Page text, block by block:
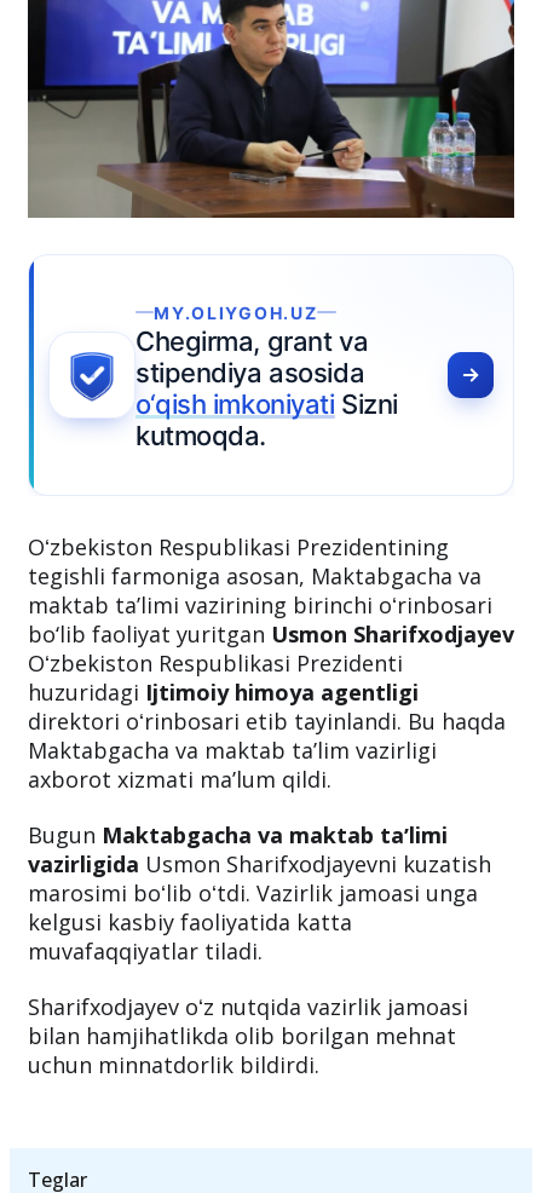
MY.OLIYGOH.UZ
Chegirma, grant va
stipendiya asosida
o‘qish imkoniyati Sizni
kutmoqda.
Oʻzbekiston Respublikasi Prezidentining
tegishli farmoniga asosan, Maktabgacha va
maktab taʼlimi vazirining birinchi oʻrinbosari
bo‘lib faoliyat yuritganUsmon Sharifxodjayev
Oʻzbekiston Respublikasi Prezidenti
huzuridagiIjtimoiy himoya agentligi
Maktabgacha va maktab ta’lim vazirligi
axborot xizmati ma’lum qildi.
Bugun Maktabgacha va maktab taʼlimi
vazirligidaUsmon Sharifxodjayevni kuzatish
kelgusi kasbiy faoliyatida katta
muvafaqqiyatlar tiladi.